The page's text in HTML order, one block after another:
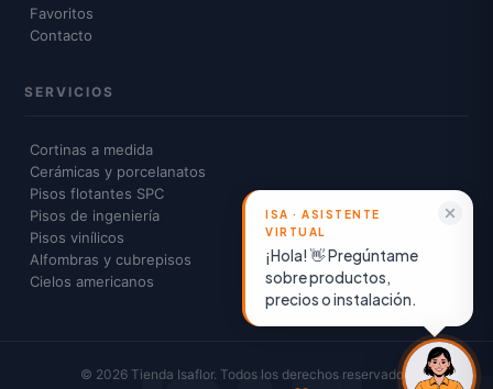
¡Hola! 👋 Pregúntame
sobre productos,
precios o instalación.
Favoritos
Contacto
SERVICIOS
Cortinas a medida
Cerámicas y porcelanatos
Pisos flotantes SPC
Pisos de ingeniería
Pisos vinílicos
Alfombras y cubrepisos
Cielos americanos
© 2026 Tienda Isaflor. Todos los derechos reservados.